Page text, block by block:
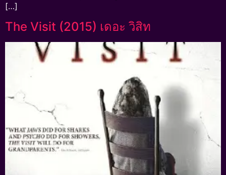
[…]
The Visit (2015) เดอะ วิสิท